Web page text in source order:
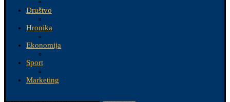
Društvo
Hronika
Ekonomija
Sport
Marketing